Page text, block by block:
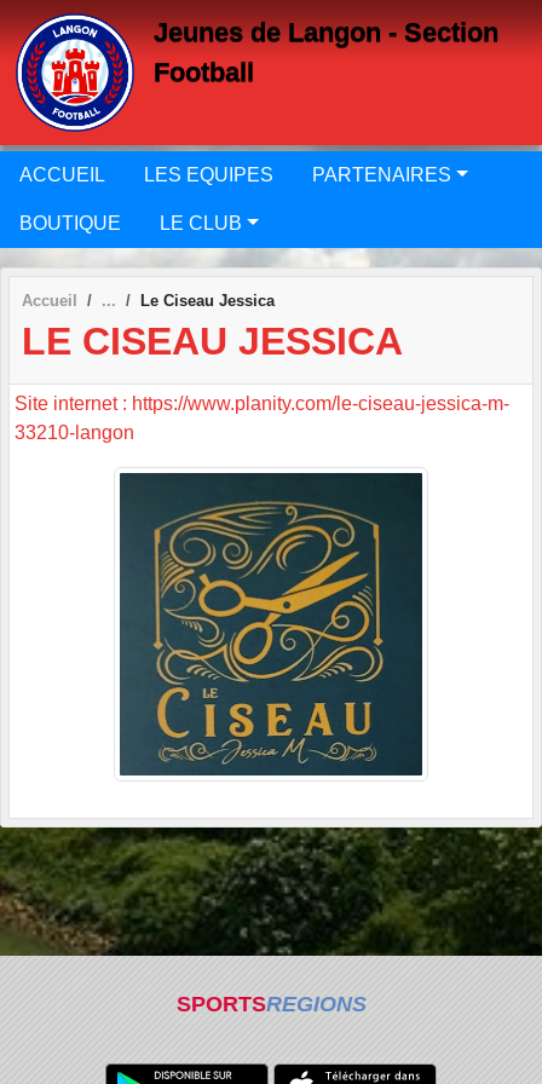
Jeunes de Langon - Section
Football
ACCUEIL LES EQUIPES PARTENAIRES
BOUTIQUE LE CLUB
Accueil Le Ciseau Jessica
LE CISEAU JESSICA
Site internet : https://www.planity.com/le-ciseau-jessica-m-
33210-langon
SPORTSREGIONS
Panneau de gestion des cookies